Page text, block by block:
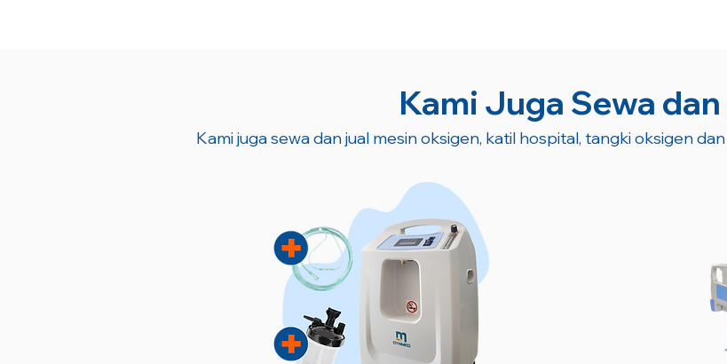
Kami Juga Sewa
Kami juga sewa dan jual mesin oksigen, katil hospital, tangki oksigen